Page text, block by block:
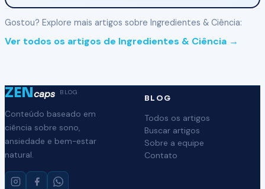
Gostou? Explore mais artigos sobre Ingredientes & Ciência:
Ver todos os artigos de Ingredientes & Ciência →
ZENcaps BLOG
Conteúdo baseado em
ciência sobre sono,
ansiedade e bem-estar
natural.
BLOG
Todos os artigos
Buscar artigos
Sobre a equipe
Contato